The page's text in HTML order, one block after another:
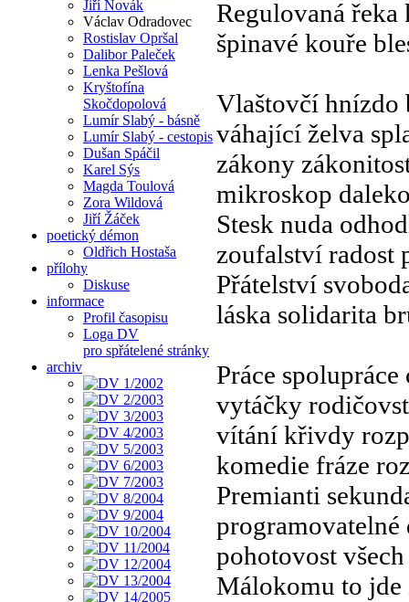
Jiří Novák
Václav Odradovec
Rostislav Opršal
Dalibor Paleček
Lenka Pešlová
Kryštofína
Skočdopolová
Lumír Slabý - básně
Lumír Slabý - cestopis
Dušan Spáčil
Karel Sýs
Magda Toulová
Zora Wildová
Jiří Žáček
poetický démon
Oldřich Hostaša
přílohy
Diskuse
informace
Profil časopisu
Loga DV
pro spřátelené stránky
archiv
Regulovaná
špinavé kouře
Vlaštovčí hnízdo
váhající želva
zákony
mikroskop
Stesk nuda
zoufalství radost
Přátelství
láska solidarita
Práce
vytáčky
vítání křivdy
komedie fráze
Premianti
programovatelné
pohotovost
Málokomu to jde